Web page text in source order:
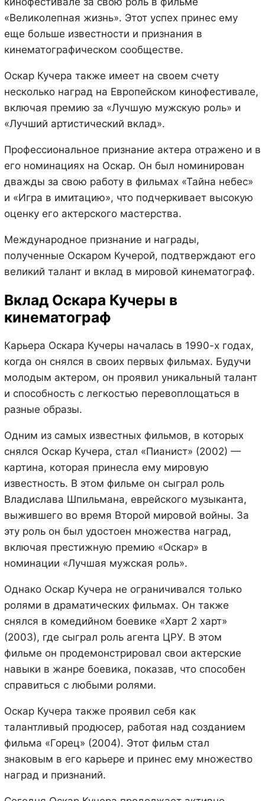
«Великолепная жизнь». Этот успех принес ему
еще больше известности и признания в
кинематографическом сообществе.
Оскар Кучера также имеет на своем счету
несколько наград на Европейском кинофестивале,
включая премию за «Лучшую мужскую роль» и
«Лучший артистический вклад».
Профессиональное признание актера отражено и в
его номинациях на Оскар. Он был номинирован
дважды за свою работу в фильмах «Тайна небес»
и «Игра в имитацию», что подчеркивает высокую
оценку его актерского мастерства.
Международное признание и награды,
полученные Оскаром Кучерой, подтверждают его
великий талант и вклад в мировой кинематограф.
Вклад Оскара Кучеры в
кинематограф
Карьера Оскара Кучеры началась в 1990-х годах,
когда он снялся в своих первых фильмах. Будучи
молодым актером, он проявил уникальный талант
и способность с легкостью перевоплощаться в
разные образы.
Одним из самых известных фильмов, в которых
снялся Оскар Кучера, стал «Пианист» (2002) —
картина, которая принесла ему мировую
известность. В этом фильме он сыграл роль
Владислава Шпильмана, еврейского музыканта,
выжившего во время Второй мировой войны. За
эту роль он был удостоен множества наград,
включая престижную премию «Оскар» в
номинации «Лучшая мужская роль».
Однако Оскар Кучера не ограничивался только
ролями в драматических фильмах. Он также
снялся в комедийном боевике «Харт 2 харт»
(2003), где сыграл роль агента ЦРУ. В этом
фильме он продемонстрировал свои актерские
навыки в жанре боевика, показав, что способен
справиться с любыми ролями.
Оскар Кучера также проявил себя как
талантливый продюсер, работая над созданием
фильма «Горец» (2004). Этот фильм стал
знаковым в его карьере и принес ему множество
наград и признаний.